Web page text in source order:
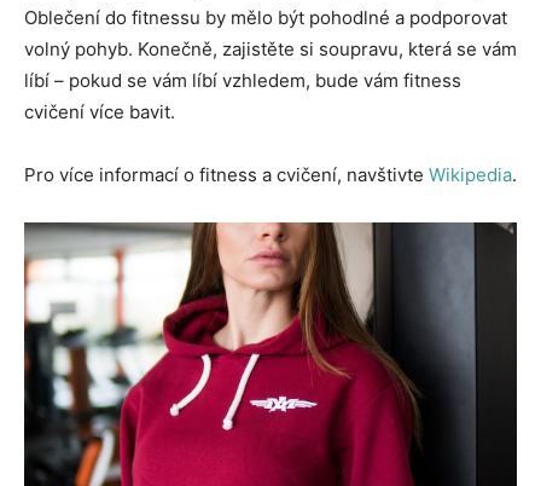
Oblečení do fitnessu by mělo být pohodlné a podporovat
volný pohyb. Konečně, zajistěte si soupravu, která se vám
líbí – pokud se vám líbí vzhledem, bude vám fitness
cvičení více bavit.
Pro více informací o fitness a cvičení, navštivte Wikipedia.